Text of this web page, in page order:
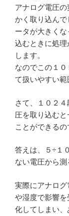
アナログ電圧
かく取り込ん
ータが大きく
込むときに処
します。
なのでこの１
て扱いやすい範
さて、１０２
圧を取り込む
ことができるの
答えは、５÷１
ない電圧から測
実際にアナロ
や湿度で影響
化してしまい